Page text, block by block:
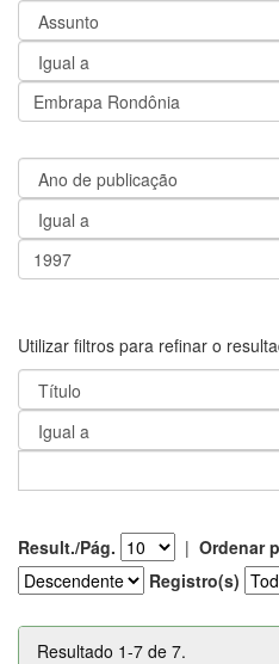
Utilizar filtros para refinar o
Result./Pág. | Ordenar
Registro(s)
Resultado 1-7 de 7.